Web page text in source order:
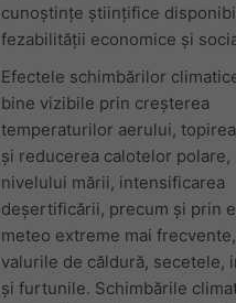
cunoștințe științifice
fezabilității economice și
Efectele schimbărilor
bine vizibile prin creșterea
temperaturilor aerului,
și reducerea calotelor
nivelului mării, intensificarea
deșertificării, precum și prin
meteo extreme mai
valurile de căldură, secetele,
și furtunile. Schimbările